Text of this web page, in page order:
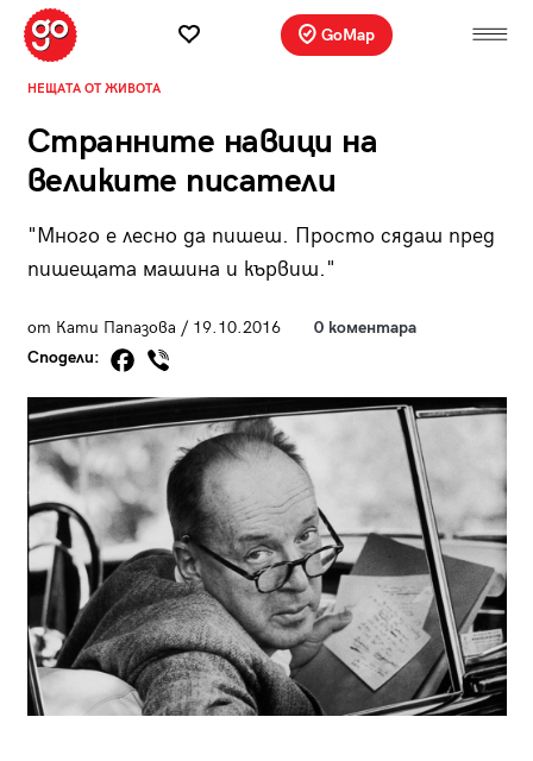
GoMap
НЕЩАТА ОТ ЖИВОТА
Странните навици на
великите писатели
"Много е лесно да пишеш. Просто сядаш пред
пишещата машина и кървиш."
от Кати Папазова / 19.10.2016
0 коментара
Сподели: